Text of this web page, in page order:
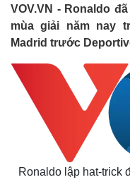
VOV.VN - Ronaldo
mùa giải năm nay
Madrid trước
Ronaldo lập hat-trick